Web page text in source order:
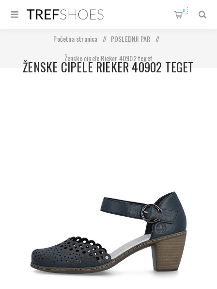
0
Početna stranica / POSLEDNJI PAR
/
Ženske cipele Rieker 40902 teget
ŽENSKE CIPELE RIEKER 40902 TEGET